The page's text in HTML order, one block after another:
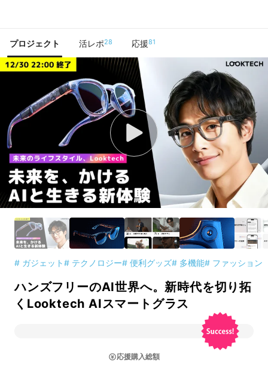
プロジェクト 活レポ28 応援81
# ガジェット# テクノロジー# 便利グッズ# 多機能# ファッション
ハンズフリーのAI世界へ。新時代を切り拓
くLooktech AIスマートグラス
応援購入総額